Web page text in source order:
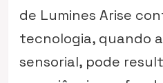
de Lumines Arise
tecnologia, quando
sensorial, pode